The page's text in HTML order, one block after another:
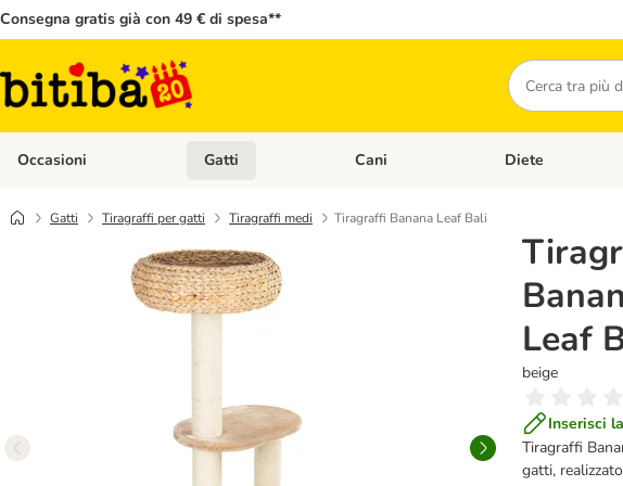
Consegna gratis già con 49 € di spesa**
Cerca
Occasioni Apri Menù Categoria: Occasioni
Gatti Apri Menù Categoria: Gatti
Cani Apri Menù
Diete
Gatti Tiragraffi per gatti Tiragraffi medi Tiragraffi Banana Leaf Bali
Leaf
beige
Inserisci
Tiragraffi
gatti,